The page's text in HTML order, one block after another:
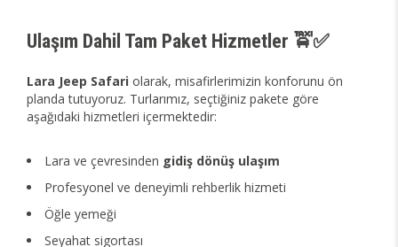
Ulaşım Dahil Tam Paket Hizmetler 🚖✅
Lara Jeep Safari olarak, misafirlerimizin konforunu ön
planda tutuyoruz. Turlarımız, seçtiğiniz pakete göre
aşağıdaki hizmetleri içermektedir:
Lara ve çevresinden gidiş dönüş ulaşım
Profesyonel ve deneyimli rehberlik hizmeti
Öğle yemeği
Seyahat sigortası